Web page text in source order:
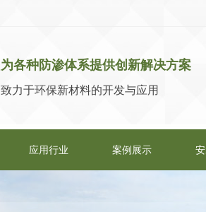
为各种防渗体系提供创新解决方案
致力于环保新材料的开发与应用
应用行业 案例展示